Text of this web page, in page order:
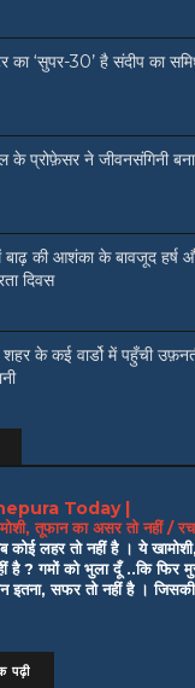
का ‘सुपर-30’ है संदीप का
के प्रोफ़ेसर ने जीवनसंगिनी
बाढ़ की आशंका के बावजूद हर्ष
दिवस
शहर के कई वार्डो में पहुँची
Today |
तूफान का असर तो नहीं /
कोई लहर तो नहीं है । ये
है ? गमों को भुला दूँ ..कि फिर
इतना, सफर तो नहीं है ।
पढ़ी